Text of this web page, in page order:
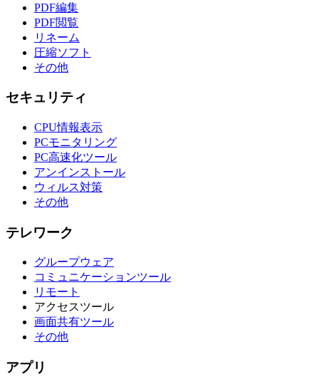
PDF編集
PDF閲覧
リネーム
圧縮ソフト
その他
セキュリティ
CPU情報表示
PCモニタリング
PC高速化ツール
アンインストール
ウィルス対策
その他
テレワーク
グループウェア
コミュニケーションツール
リモート
アクセスツール
画面共有ツール
その他
アプリ